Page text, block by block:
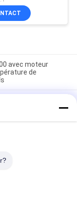
diesel avec
en veille
avec moteur
de
nouvelle unité de
meilleure
refroidissement
T-1280Pro